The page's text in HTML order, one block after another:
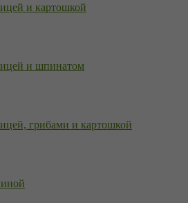
и картошкой
и шпинатом
грибами и картошкой